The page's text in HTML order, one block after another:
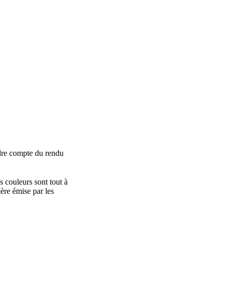
compte du rendu
couleurs sont tout à
émise par les